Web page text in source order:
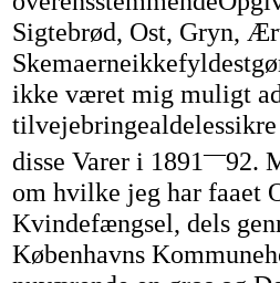
Sigtebrød, Ost, Gryn,
ikke været mig muligt
disse Varer i 1891—92.
om hvilke jeg har faaet
Kvindefængsel, dels
Københavns